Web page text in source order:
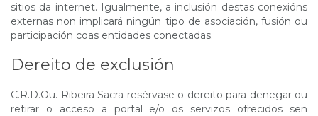
sitios da internet. Igualmente, a inclusión destas conexións
externas non implicará ningún tipo de asociación, fusión ou
participación coas entidades conectadas.
Dereito de exclusión
C.R.D.Ou. Ribeira Sacra resérvase o dereito para denegar ou
retirar o acceso a portal e/o os servizos ofrecidos sen